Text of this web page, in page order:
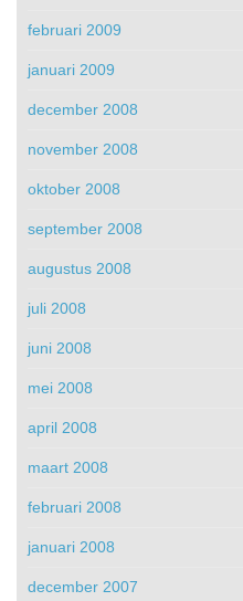
februari 2009
januari 2009
december 2008
november 2008
oktober 2008
september 2008
augustus 2008
juli 2008
juni 2008
mei 2008
april 2008
maart 2008
februari 2008
januari 2008
december 2007